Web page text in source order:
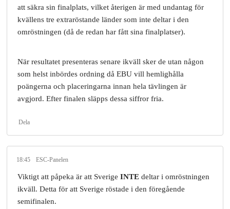
att säkra sin finalplats, vilket återigen är med undantag för
kvällens tre extraröstande länder som inte deltar i den
omröstningen (då de redan har fått sina finalplatser).
När resultatet presenteras senare ikväll sker de utan någon
som helst inbördes ordning då EBU vill hemlighålla
poängerna och placeringarna innan hela tävlingen är
avgjord. Efter finalen släpps dessa siffror fria.
Dela
18:45 ESC-Panelen
Viktigt att påpeka är att Sverige INTE deltar i omröstningen
ikväll. Detta för att Sverige röstade i den föregående
semifinalen.